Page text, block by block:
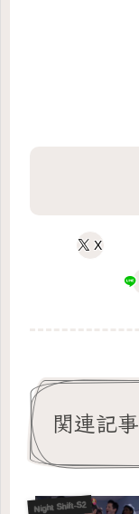
X
関連記事
Night Shift-S2